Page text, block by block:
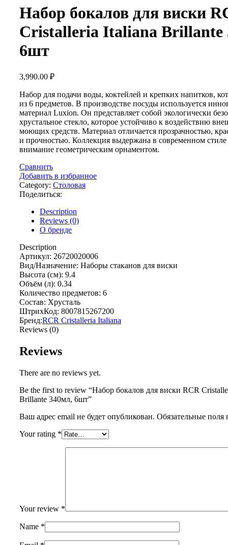
Набор бокалов для виски
Cristalleria Italiana Brillante
6шт
3,990.00 ₽
Набор для подачи воды, коктейлей и крепких напитков,
из 6 предметов. В производстве посуды используется
материал Luxion. Он представляет собой экологически
хрустальное стекло, которое устойчиво к воздействию
моющих средств. Материал отличается прозрачностью,
и прочностью. Коллекция выдержана в современном стиле
внимание геометрическим орнаментом.
Сравнить
Добавить в избранное
Category: Столовая
Поделиться:
Description
Reviews (0)
О бренде
Description
Артикул: 26720020006
Вид/Назначение: Наборы стаканов для виски
Высота (см): 9.4
Объём (л): 0.34
Количество предметов: 6
Состав: Хрусталь
ШтрихКод: 8007815267200
Бренд:RCR Cristalleria Italiana
Reviews (0)
Reviews
There are no reviews yet.
Be the first to review “Набор бокалов для виски RCR
Brillante 340мл, 6шт”
Ваш адрес email не будет опубликован. Обязательные
Your rating *
Your review *
Name *